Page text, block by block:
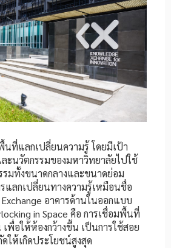
นที่แลกเปลี่ยนความรู้ โดยมีเป้า
ะนวัตกรรมของมหาวิทยาลัยไปใช้
รมทั้งขนาดกลางและขนาดย่อม
รแลกเปลี่ยนทางความรู้เหมือนชื่อ
อาคารด้านในออกแบบ
in Space คือ การเชื่อมพื้นที่
พื่อให้ห้องกว้างขึ้น เป็นการใช้สอย
ให้เกิดประโยชน์สูงสุด